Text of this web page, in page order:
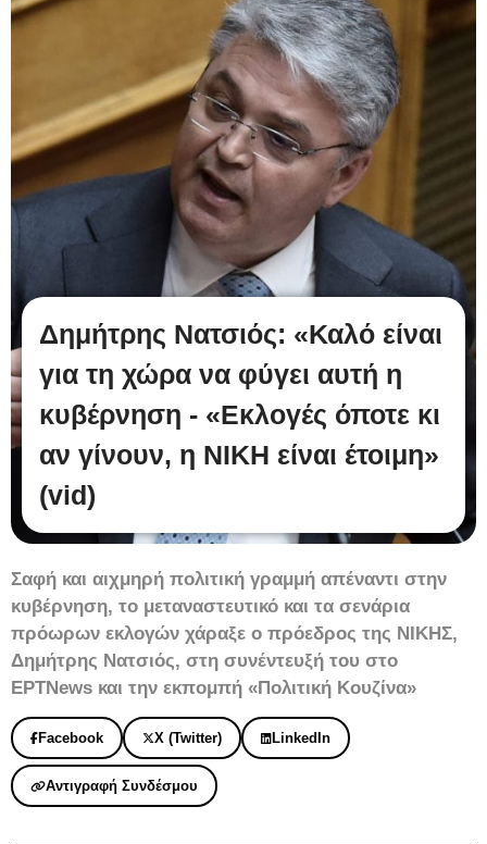
Δημήτρης Νατσιός: «Καλό είναι
για τη χώρα να φύγει αυτή η
κυβέρνηση - «Εκλογές όποτε κι
αν γίνουν, η ΝΙΚΗ είναι έτοιμη»
(vid)
Σαφή και αιχμηρή πολιτική γραμμή απέναντι στην
κυβέρνηση, το μεταναστευτικό και τα σενάρια
πρόωρων εκλογών χάραξε ο πρόεδρος της ΝΙΚΗΣ,
Δημήτρης Νατσιός, στη συνέντευξή του στο
ΕΡΤNews και την εκπομπή «Πολιτική Κουζίνα»
Facebook X (Twitter) LinkedIn
Αντιγραφή Συνδέσμου